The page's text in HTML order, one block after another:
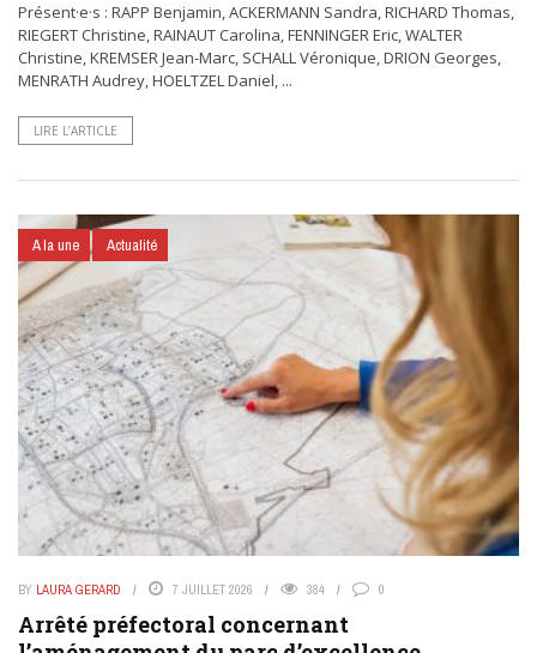
Présent·e·s : RAPP Benjamin, ACKERMANN Sandra, RICHARD Thomas,
RIEGERT Christine, RAINAUT Carolina, FENNINGER Eric, WALTER
Christine, KREMSER Jean-Marc, SCHALL Véronique, DRION Georges,
MENRATH Audrey, HOELTZEL Daniel, ...
LIRE L’ARTICLE
A la une Actualité
BY LAURA GERARD 7 JUILLET 2026 384 0
Arrêté préfectoral concernant